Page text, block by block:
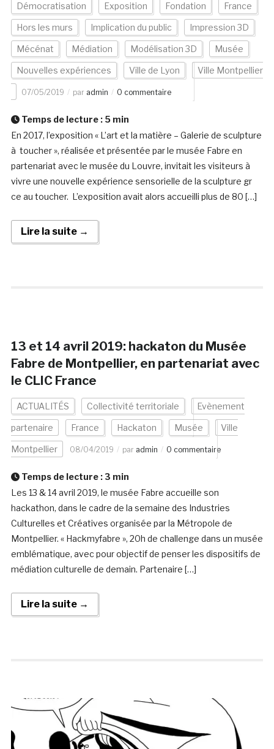
Démocratisation Exposition Fondation France
Hors les murs Implication du public Impression 3D
Mécénat Médiation Modélisation 3D Musée
Nouvelles expériences Ville de Lyon Ville Montpellier
07/05/2019 par admin 0 commentaire
Temps de lecture : 5 min
En 2017, l’exposition « L’art et la matière – Galerie de sculpture
à toucher », réalisée et présentée par le musée Fabre en
partenariat avec le musée du Louvre, invitait les visiteurs à
vivre une nouvelle expérience sensorielle de la sculpture gr
ce au toucher. L’exposition avait alors accueilli plus de 80 […]
Lire la suite →
13 et 14 avril 2019: hackaton du Musée
Fabre de Montpellier, en partenariat avec
le CLIC France
ACTUALITÉS Collectivité territoriale Evènement
partenaire France Hackaton Musée Ville
Montpellier 08/04/2019 par admin 0 commentaire
Temps de lecture : 3 min
Les 13 & 14 avril 2019, le musée Fabre accueille son
hackathon, dans le cadre de la semaine des Industries
Culturelles et Créatives organisée par la Métropole de
Montpellier. « Hackmyfabre », 20h de challenge dans un musée
emblématique, avec pour objectif de penser les dispositifs de
médiation culturelle de demain. Partenaire […]
Lire la suite →